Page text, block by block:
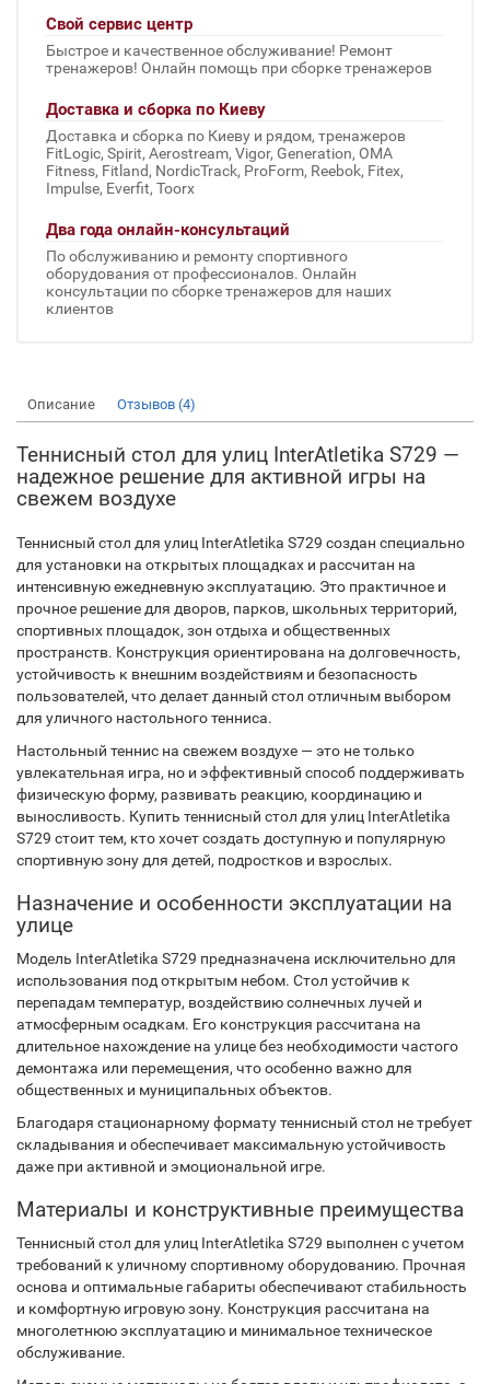
Свой сервис центр
Быстрое и качественное обслуживание! Ремонт
тренажеров! Онлайн помощь при сборке тренажеров
Доставка и сборка по Киеву
Доставка и сборка по Киеву и рядом, тренажеров
FitLogic, Spirit, Aerostream, Vigor, Generation, OMA
Fitness, Fitland, NordicTrack, ProForm, Reebok, Fitex,
Impulse, Everfit, Toorx
Два года онлайн-консультаций
По обслуживанию и ремонту спортивного
оборудования от профессионалов. Онлайн
консультации по сборке тренажеров для наших
клиентов
Описание Отзывов (4)
Теннисный стол для улиц InterAtletika S729 —
надежное решение для активной игры на
свежем воздухе
Теннисный стол для улиц InterAtletika S729 создан специально
для установки на открытых площадках и рассчитан на
интенсивную ежедневную эксплуатацию. Это практичное и
прочное решение для дворов, парков, школьных территорий,
спортивных площадок, зон отдыха и общественных
пространств. Конструкция ориентирована на долговечность,
устойчивость к внешним воздействиям и безопасность
пользователей, что делает данный стол отличным выбором
для уличного настольного тенниса.
Настольный теннис на свежем воздухе — это не только
увлекательная игра, но и эффективный способ поддерживать
физическую форму, развивать реакцию, координацию и
выносливость. Купить теннисный стол для улиц InterAtletika
S729 стоит тем, кто хочет создать доступную и популярную
спортивную зону для детей, подростков и взрослых.
Назначение и особенности эксплуатации на
улице
Модель InterAtletika S729 предназначена исключительно для
использования под открытым небом. Стол устойчив к
перепадам температур, воздействию солнечных лучей и
атмосферным осадкам. Его конструкция рассчитана на
длительное нахождение на улице без необходимости частого
демонтажа или перемещения, что особенно важно для
общественных и муниципальных объектов.
Благодаря стационарному формату теннисный стол не требует
складывания и обеспечивает максимальную устойчивость
даже при активной и эмоциональной игре.
Материалы и конструктивные преимущества
Теннисный стол для улиц InterAtletika S729 выполнен с учетом
требований к уличному спортивному оборудованию. Прочная
основа и оптимальные габариты обеспечивают стабильность
и комфортную игровую зону. Конструкция рассчитана на
многолетнюю эксплуатацию и минимальное техническое
обслуживание.